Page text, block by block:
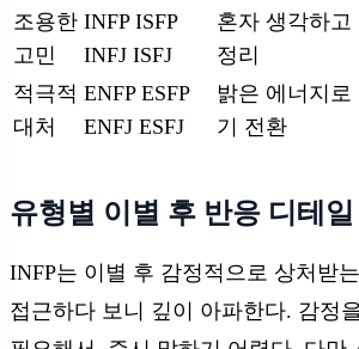
조용한
고민
INFP ISFP
INFJ ISFJ
혼자 생각하고
정리
적극적
대처
ENFP ESFP
ENFJ ESFJ
밝은 에너지로
기 전환
유형별 이별 후 반응 디테
INFP는 이별 후 감정적으로 상처받
접근하다 보니 깊이 아파한다. 감정